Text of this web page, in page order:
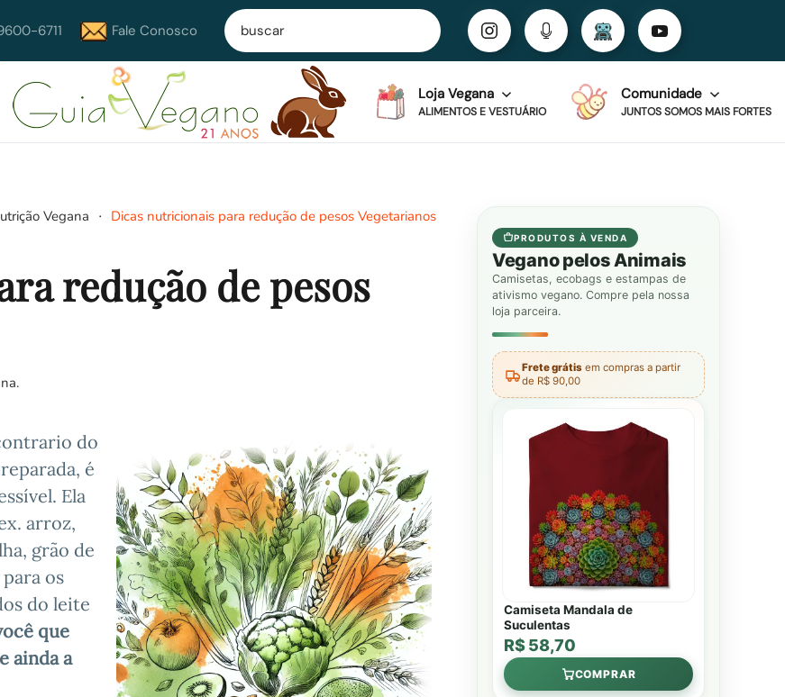
6711 Fale Conosco
Loja Vegana
ALIMENTOS E VESTUÁRIO
Comunidade
JUNTOS SOMOS MAIS FORTES
Vegana Dicas nutricionais para redução de pesos Vegetarianos
redução de pesos
.
do
é
Ela
arroz,
grão de
os
do leite
que
ainda a
PRODUTOS À VENDA
Vegano pelos Animais
Camisetas, ecobags e estampas de
ativismo vegano. Compre pela nossa
loja parceira.
Frete grátis em compras a partir
de R$ 90,00
Camiseta Mandala de
Suculentas
R$ 58,70
COMPRAR